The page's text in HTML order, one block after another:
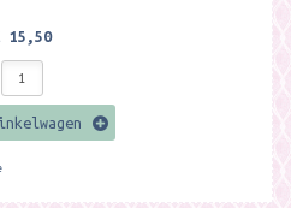
15,50